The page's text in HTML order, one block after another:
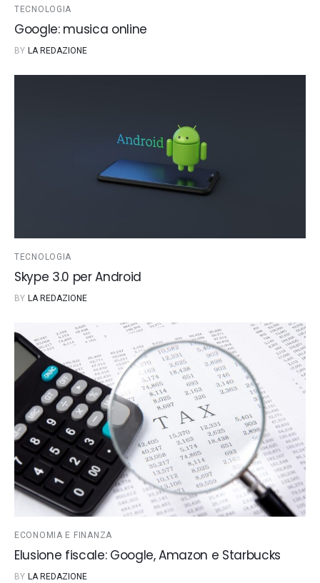
TECNOLOGIA
Google: musica online
BY LA REDAZIONE
TECNOLOGIA
Skype 3.0 per Android
BY LA REDAZIONE
ECONOMIA E FINANZA
Elusione fiscale: Google, Amazon e Starbucks
BY LA REDAZIONE